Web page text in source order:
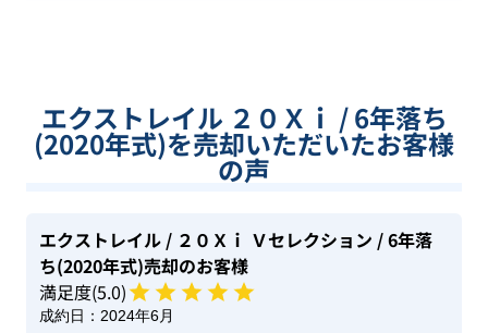
エクストレイル ２０Ｘｉ / 6年落ち
(2020年式)を売却いただいたお客様
の声
エクストレイル / ２０Ｘｉ Ｖセレクション / 6年落
ち(2020年式)売却のお客様
満足度(5.0)
成約日： 2024年6月